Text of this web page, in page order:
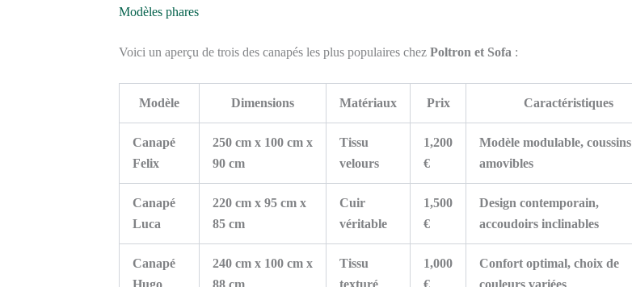
Modèles phares
Voici un aperçu de trois des canapés les plus populaires chez Poltron et Sofa :
Modèle Dimensions Matériaux Prix Caractéristiques
Canapé
Felix
250 cm x 100 cm x
90 cm
Tissu
velours
1,200
€
Modèle modulable, coussins
amovibles
Canapé
Luca
220 cm x 95 cm x
85 cm
Cuir
véritable
1,500
€
Design contemporain,
accoudoirs inclinables
Canapé
240 cm x 100 cm x
Tissu
1,000
Confort optimal, choix de